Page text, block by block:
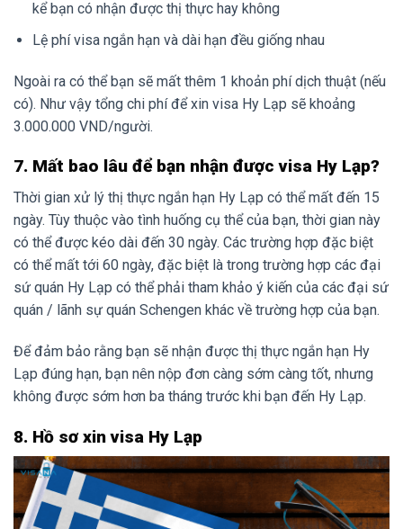
kể bạn có nhận được thị thực hay không
Lệ phí visa ngắn hạn và dài hạn đều giống nhau
Ngoài ra có thể bạn sẽ mất thêm 1 khoản phí dịch thuật (nếu
có). Như vậy tổng chi phí để xin visa Hy Lạp sẽ khoảng
3.000.000 VND/người.
7. Mất bao lâu để bạn nhận được visa Hy Lạp?
Thời gian xử lý thị thực ngắn hạn Hy Lạp có thể mất đến 15
ngày. Tùy thuộc vào tình huống cụ thể của bạn, thời gian này
có thể được kéo dài đến 30 ngày. Các trường hợp đặc biệt
có thể mất tới 60 ngày, đặc biệt là trong trường hợp các đại
sứ quán Hy Lạp có thể phải tham khảo ý kiến ​​​​của các đại sứ
quán / lãnh sự quán Schengen khác về trường hợp của bạn.
Để đảm bảo rằng bạn sẽ nhận được thị thực ngắn hạn Hy
Lạp đúng hạn, bạn nên nộp đơn càng sớm càng tốt, nhưng
không được sớm hơn ba tháng trước khi bạn đến Hy Lạp.
8. Hồ sơ xin visa Hy Lạp